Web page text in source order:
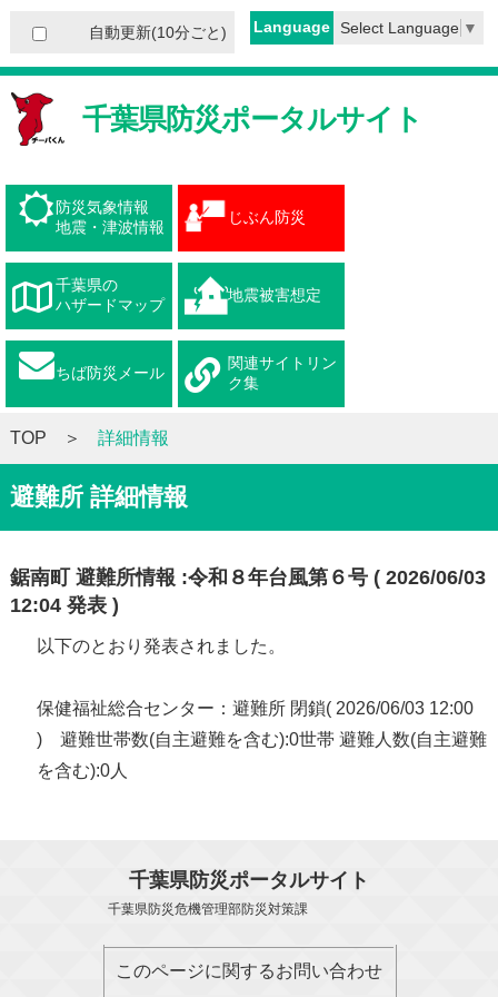
自動更新(10分ごと) Language Select Language ▼
千葉県防災ポータルサイト
防災気象情報
地震・津波情報
じぶん防災
千葉県の
ハザードマップ
地震被害想定
ちば防災メール
関連サイトリン
ク集
TOP 詳細情報
避難所 詳細情報
鋸南町 避難所情報 :令和８年台風第６号 ( 2026/06/03
12:04 発表 )
以下のとおり発表されました。
保健福祉総合センター：避難所 閉鎖( 2026/06/03 12:00
) 避難世帯数(自主避難を含む):0世帯 避難人数(自主避難
を含む):0人
千葉県防災ポータルサイト
千葉県防災危機管理部防災対策課
このページに関するお問い合わせ